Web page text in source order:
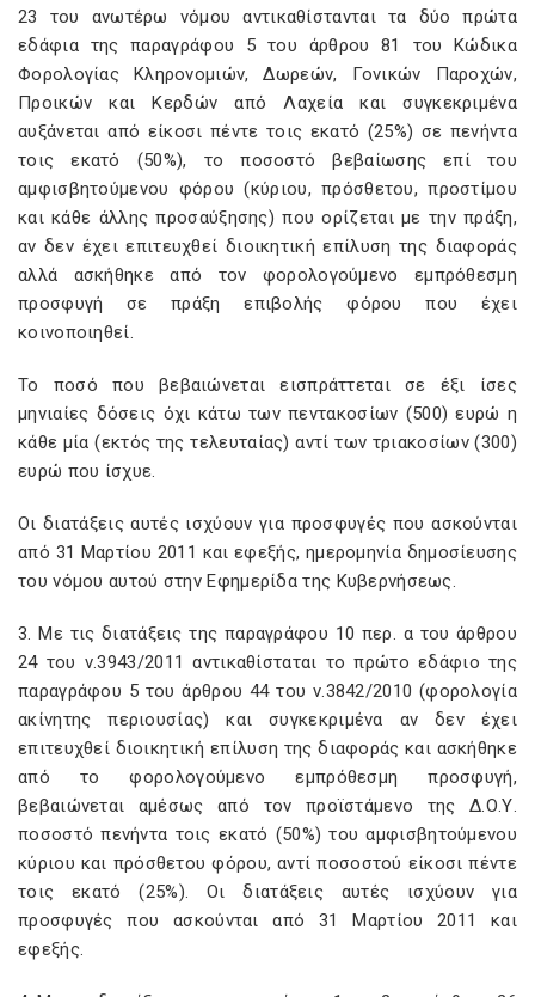
23 του ανωτέρω νόμου αντικαθίστανται τα δύο πρώτα
εδάφια της παραγράφου 5 του άρθρου 81 του Κώδικα
Φορολογίας Κληρονομιών, Δωρεών, Γονικών Παροχών,
Προικών και Κερδών από Λαχεία και συγκεκριμένα
αυξάνεται από είκοσι πέντε τοις εκατό (25%) σε πενήντα
τοις εκατό (50%), το ποσοστό βεβαίωσης επί του
αμφισβητούμενου φόρου (κύριου, πρόσθετου, προστίμου
και κάθε άλλης προσαύξησης) που ορίζεται με την πράξη,
αν δεν έχει επιτευχθεί διοικητική επίλυση της διαφοράς
αλλά ασκήθηκε από τον φορολογούμενο εμπρόθεσμη
προσφυγή σε πράξη επιβολής φόρου που έχει
κοινοποιηθεί.
Το ποσό που βεβαιώνεται εισπράττεται σε έξι ίσες
μηνιαίες δόσεις όχι κάτω των πεντακοσίων (500) ευρώ η
κάθε μία (εκτός της τελευταίας) αντί των τριακοσίων (300)
ευρώ που ίσχυε.
Οι διατάξεις αυτές ισχύουν για προσφυγές που ασκούνται
από 31 Μαρτίου 2011 και εφεξής, ημερομηνία δημοσίευσης
του νόμου αυτού στην Εφημερίδα της Κυβερνήσεως.
3. Με τις διατάξεις της παραγράφου 10 περ. α του άρθρου
24 του ν.3943/2011 αντικαθίσταται το πρώτο εδάφιο της
παραγράφου 5 του άρθρου 44 του ν.3842/2010 (φορολογία
ακίνητης περιουσίας) και συγκεκριμένα αν δεν έχει
επιτευχθεί διοικητική επίλυση της διαφοράς και ασκήθηκε
από το φορολογούμενο εμπρόθεσμη προσφυγή,
βεβαιώνεται αμέσως από τον προϊστάμενο της Δ.Ο.Υ.
ποσοστό πενήντα τοις εκατό (50%) του αμφισβητούμενου
κύριου και πρόσθετου φόρου, αντί ποσοστού είκοσι πέντε
τοις εκατό (25%). Οι διατάξεις αυτές ισχύουν για
προσφυγές που ασκούνται από 31 Μαρτίου 2011 και
εφεξής.